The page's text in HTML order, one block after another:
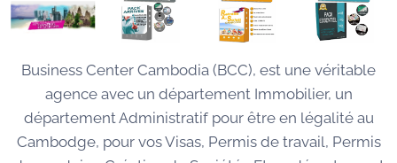
Business Center Cambodia (BCC), est une véritable
agence avec un département Immobilier, un
département Administratif pour être en légalité au
Cambodge, pour vos Visas, Permis de travail, Permis